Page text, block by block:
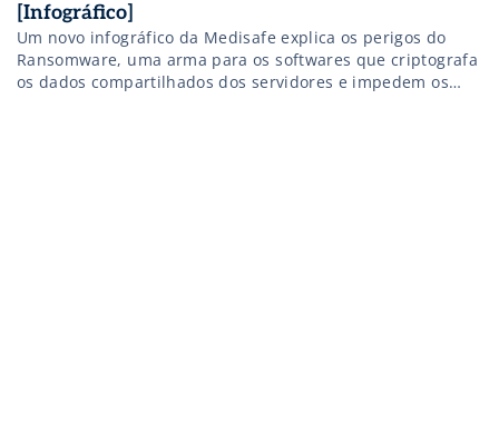
[Infográfico]
Um novo infográfico da Medisafe explica os perigos do
Ransomware, uma arma para os softwares que criptografa
os dados compartilhados dos servidores e impedem os